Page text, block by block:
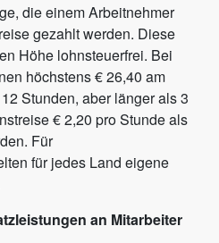
die einem Arbeitnehmer
gezahlt werden. Diese
Höhe lohnsteuerfrei. Bei
höchstens € 26,40 am
Stunden, aber länger als 3
€ 2,20 pro Stunde als
Für
für jedes Land eigene
an Mitarbeiter